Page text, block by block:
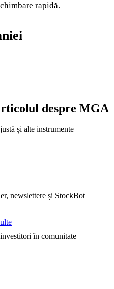
rapidă.
despre MGA
și alte instrumente
newslettere și StockBot
în comunitate